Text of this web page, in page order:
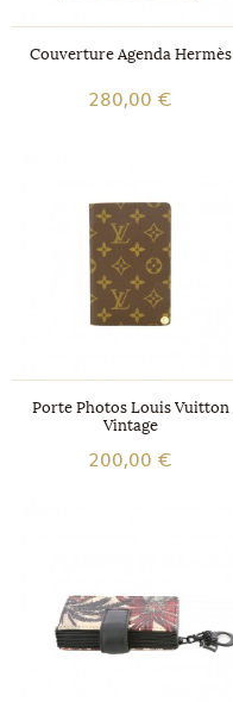
Couverture Agenda Hermès
280,00 €
Porte Photos Louis Vuitton
Vintage
200,00 €